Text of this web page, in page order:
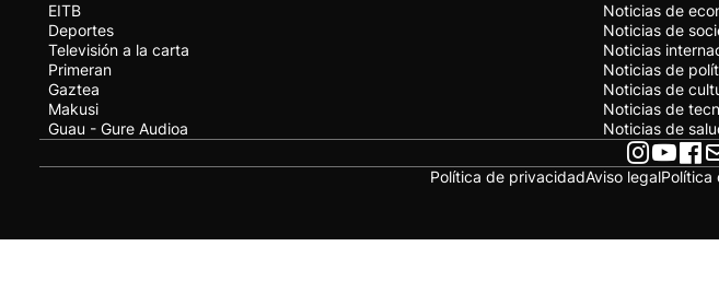
EITB
Deportes
Televisión a la carta
Primeran
Gaztea
Makusi
Guau - Gure Audioa
Noticias de
Noticias de
Noticias
Noticias de
Noticias de
Noticias de
Noticias de
Política de privacidadAviso legalPolítica